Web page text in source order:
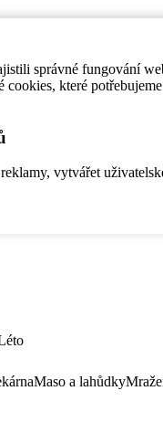
správné fungování
které
vytvářet
Maso a lahůdky